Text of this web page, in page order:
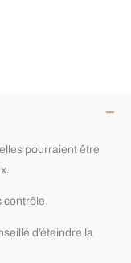
pourraient être
contrôle.
d’éteindre la